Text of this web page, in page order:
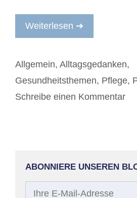
Weiterlesen ➔
Kategorien
Allgemein, Alltagsgedanken,
Gesundheitsthemen, Pflege,
Schreibe einen Kommentar
ABONNIERE UNSEREN